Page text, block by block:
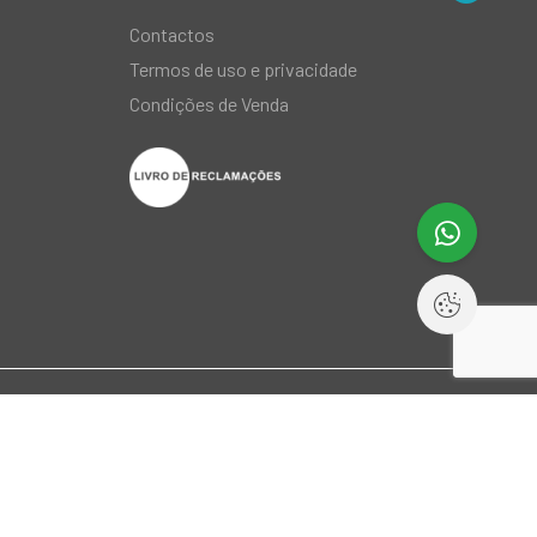
Contactos
Termos de uso e privacidade
Condições de Venda